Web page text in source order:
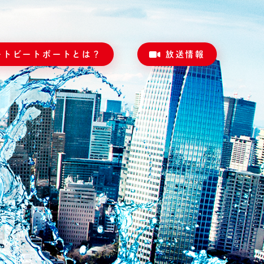
トビートボートとは？ 放送情報